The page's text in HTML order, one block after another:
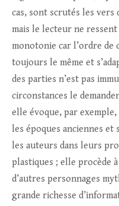
cas, sont scrutés les vers
mais le lecteur ne
monotonie car l’ordre de
toujours le même et
des parties n’est pas
circonstances le
elle évoque, par
les époques anciennes et
les auteurs dans leurs
plastiques ; elle procède
d’autres personnages
grande richesse